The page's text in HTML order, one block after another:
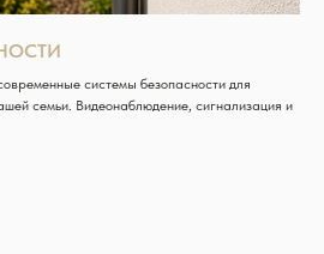
системы безопасности для
семьи. Видеонаблюдение, сигнализация и